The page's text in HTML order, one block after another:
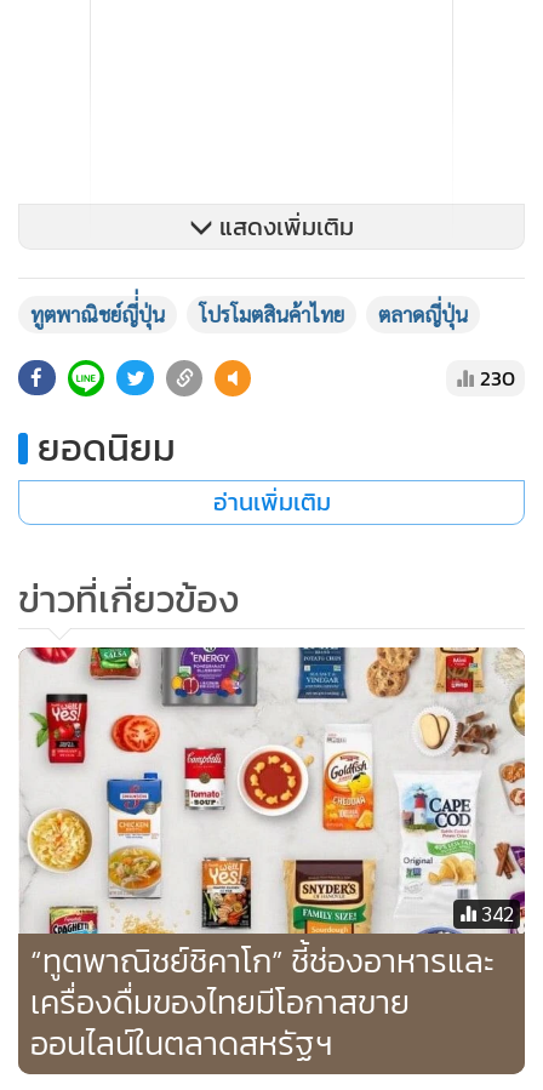
ซื้อสินค้าไทยที่ร่วมรายการเกิน 3,000 เยน จะได้รับสิทธิ์ลุ้นรับ
คะแนนสะสมจากแอปพลิเคชัน Beisia เป็นของรางวัล
“การจัดกิจกรรมในครั้งนี้ สำนักงานฯ ได้นำมาสคอตการ์ตูนคา
แรกเตอร์ผลไม้ไทยมาร่วมสร้างสีสันและเชิญชวนให้ผู้บริโภคชาว
ญี่ปุ่นซื้อสินค้าไทย ซึ่งได้รับการตอบรับจากผู้บริโภคเป็นอย่าง
มาก มีการเข้ามาชม และเลือกซื้อสินค้าไทย โดยเฉพาะผลไม้และ
สินค้าเกษตรได้รับความสนใจเป็นพิเศษ” นายกิตติวัฒน์กล่าว
สำหรับสินค้าเกษตรและสินค้าเกษตรแปรรูปที่มีการนำเข้ามา
เพื่อจำหน่ายเป็นการเฉพาะภายในช่วงการจัดกิจกรรมครั้งนี้ เช่น
มะม่วง กล้วย มังคุด ทุเรียน ถั่วแระ ข้าวโพดอ่อน โดยมาจาก
จังหวัดเชียงใหม่ ตาก ราชบุรี ชุมพร นครปฐม ศรีสะเกษ จันทบุรี
ชลบุรี และนครนายก เป็นต้น ซึ่งได้มีส่วนช่วยเพิ่มรายได้ และ
ขยายตลาดสินค้าเกษตรให้แก่เกษตรกรของไทย
แสดงเพิ่มเติม
ทูตพาณิชย์ญี่่ปุ่น โปรโมตสินค้าไทย ตลาดญี่ปุ่น
230
ยอดนิยม
อ่านเพิ่มเติม
ข่าวที่เกี่ยวข้อง
342
“ทูตพาณิชย์ชิคาโก” ชี้ช่องอาหารและ
เครื่องดื่มของไทยมีโอกาสขาย
ออนไลน์ในตลาดสหรัฐฯ